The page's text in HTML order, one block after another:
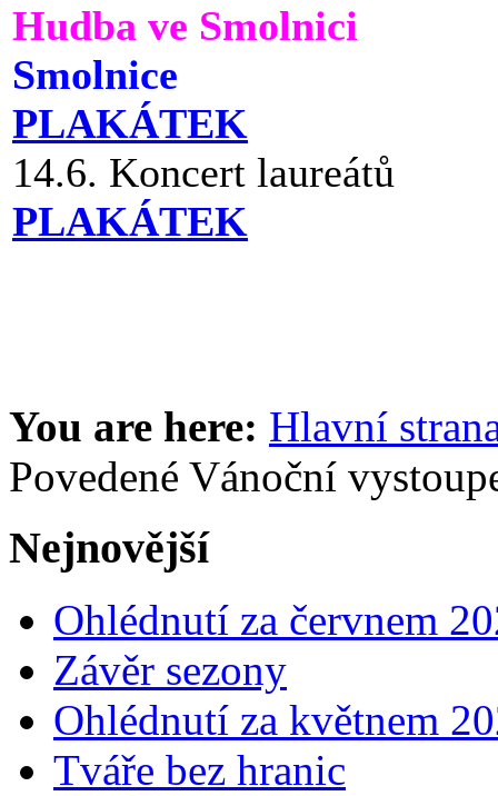
Hudba ve Smolnici
Smolnice
PLAKÁTEK
14.6. Koncert laureátů
PLAKÁTEK
You are here: Hlavní
Povedené Vánoční
Nejnovější
Ohlédnutí za červnem
Závěr sezony
Ohlédnutí za květnem
Tváře bez hranic